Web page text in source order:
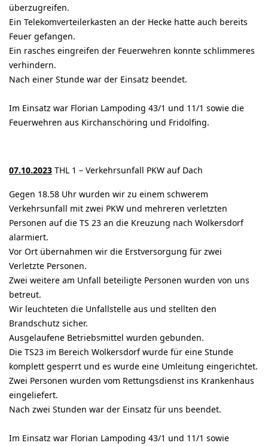
überzugreifen.
Ein Telekomverteilerkasten an der Hecke hatte auch bereits
Feuer gefangen.
Ein rasches eingreifen der Feuerwehren konnte schlimmeres
verhindern.
Nach einer Stunde war der Einsatz beendet.
Im Einsatz war Florian Lampoding 43/1 und 11/1 sowie die
Feuerwehren aus Kirchanschöring und Fridolfing.
07.10.2023 THL 1 – Verkehrsunfall PKW auf Dach
Gegen 18.58 Uhr wurden wir zu einem schwerem
Verkehrsunfall mit zwei PKW und mehreren verletzten
Personen auf die TS 23 an die Kreuzung nach Wolkersdorf
alarmiert.
Vor Ort übernahmen wir die Erstversorgung für zwei
Verletzte Personen.
Zwei weitere am Unfall beteiligte Personen wurden von uns
betreut.
Wir leuchteten die Unfallstelle aus und stellten den
Brandschutz sicher.
Ausgelaufene Betriebsmittel wurden gebunden.
Die TS23 im Bereich Wolkersdorf wurde für eine Stunde
komplett gesperrt und es wurde eine Umleitung eingerichtet.
Zwei Personen wurden vom Rettungsdienst ins Krankenhaus
eingeliefert.
Nach zwei Stunden war der Einsatz für uns beendet.
Im Einsatz war Florian Lampoding 43/1 und 11/1 sowie